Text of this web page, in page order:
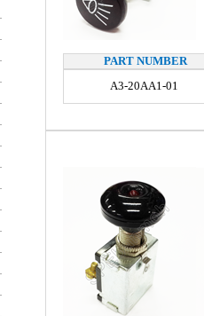
PART NUMBER
A3-20AA1-01